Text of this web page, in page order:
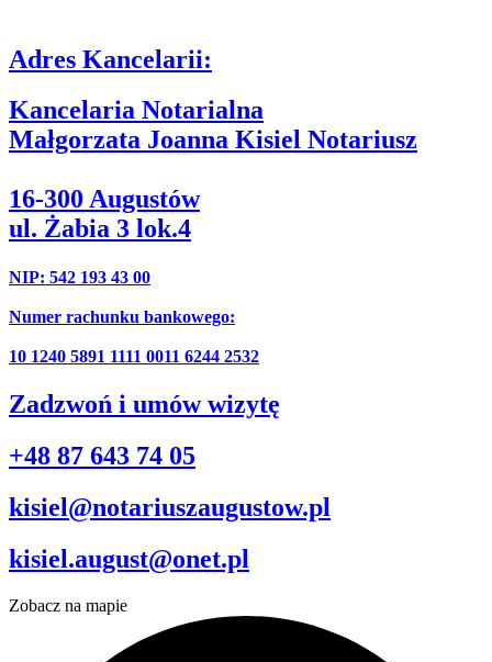
Adres Kancelarii:
Kancelaria Notarialna
Małgorzata Joanna Kisiel Notariusz
16-300 Augustów
ul. Żabia 3 lok.4
NIP: 542 193 43 00
Numer rachunku bankowego:
10 1240 5891 1111 0011 6244 2532
Zadzwoń i umów wizytę
+48 87 643 74 05
kisiel@notariuszaugustow.pl
kisiel.august@onet.pl
Zobacz na mapie